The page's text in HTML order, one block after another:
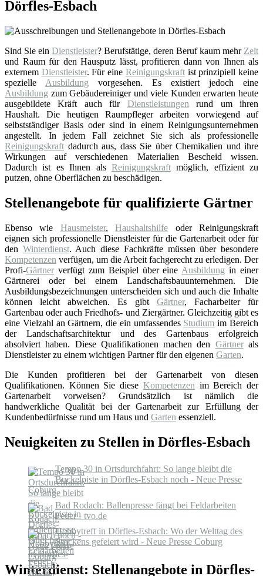
Dörfles-Esbach
Sind Sie ein Dienstleister? Berufstätige, deren Beruf kaum mehr Zeit
und Raum für den Hausputz lässt, profitieren dann von Ihnen als
externem Dienstleister. Für eine Reinigungskraftist prinzipiell keine
spezielle Ausbildung vorgesehen. Es existiert jedoch eine
Ausbildung zum Gebäudereiniger und viele Kunden erwarten heute
ausgebildete Kräft auch für Dienstleistungen rund um ihren
Haushalt. Die heutigen Raumpfleger arbeiten vorwiegend auf
selbstständiger Basis oder sind in einem Reinigungsunternehmen
angestellt. In jedem Fall zeichnet Sie sich als professionelle
Reinigungskraft dadurch aus, dass Sie über Chemikalien und ihre
Wirkungen auf verschiedenen Materialien Bescheid wissen.
Dadurch ist es Ihnen als Reinigungskraftmöglich, effizient zu
putzen, ohne Oberflächen zu beschädigen.
Stellenangebote für qualifizierte Gärtner
Ebenso wie Hausmeister,Haushaltshilfe oder Reinigungskraft
eignen sich professionelle Dienstleister für die Gartenarbeit oder für
den Winterdienst. Auch diese Fachkräfte müssen über besondere
Kompetenzen verfügen, um die Arbeit fachgerecht zu erledigen. Der
Profi-Gärtner verfügt zum Beispiel über eine Ausbildung in einer
Gärtnerei oder bei einem Landschaftsbauunternehmen. Die
Ausbildungsbezeichnungen unterscheiden sich und auch die Inhalte
können leicht abweichen. Es gibt Gärtner, Facharbeiter für
Gartenbau oder auch Friedhofs- und Ziergärtner. Gleichzeitig gibt es
eine Vielzahl an Gärtnern, die ein umfassendes Studium im Bereich
der Landschaftsarchitektur und des Gartenbaus erfolgreich
absolviert haben. Diese Qualifikationen machen den Gärtnerals
Dienstleister zu einem wichtigen Partner für den eigenen Garten.
Die Kunden profitieren bei der Gartenarbeit von diesen
Qualifikationen. Können Sie diese Kompetenzen im Bereich der
Gartenarbeit vorweisen? Grundsätzlich ist nämlich die
handwerkliche Qualität bei der Gartenarbeit zur Erfüllung der
Kundenbedürfnisse rund um Haus und Garten essenziell.
Neuigkeiten zu Stellen in Dörfles-Esbach
Tempo 30 in Ortsdurchfahrt: So lange bleibt die
Buckelpiste in Dörfles-Esbach noch - Neue Presse
Coburg
Bad Rodach: Ballenpresse fängt bei Feldarbeiten
Feuer - tvo.de
Hobbytreff in Dörfles-Esbach: Wo der Welttag des
Strickens gefeiert wird - Neue Presse Coburg
Winterdienst: Stellenangebote in Dörfles-